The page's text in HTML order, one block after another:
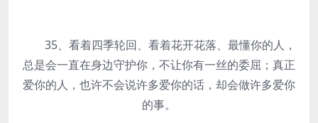
35、看着四季轮回、看着花开花落、最懂你的人，
总是会一直在身边守护你，不让你有一丝的委屈；真正
爱你的人，也许不会说许多爱你的话，却会做许多爱你
的事。